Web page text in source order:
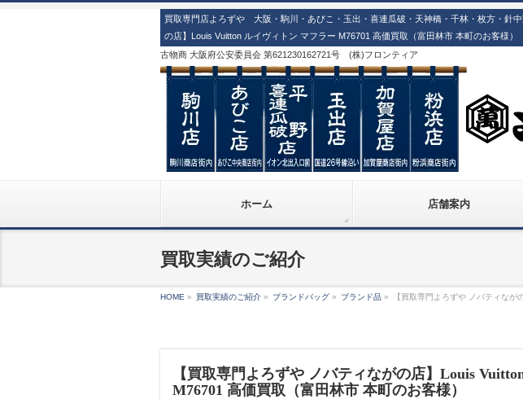
買取専門店よろずや 大阪・駒川・あびこ・玉出・喜連瓜破・天神橋・千林・枚方・針
の店】Louis Vuitton ルイヴィトン マフラー M76701 高価買取（富田林市 本町のお客様）
古物商 大阪府公安委員会 第621230162721号 (株)フロンティア
ホーム 店舗案内
買取実績のご紹介
HOME » 買取実績のご紹介 » ブランドバッグ » ブランド品 » 【買取専門よろずや ノバティな
【買取専門よろずや ノバティながの店】Louis
M76701 高価買取（富田林市 本町のお客様）